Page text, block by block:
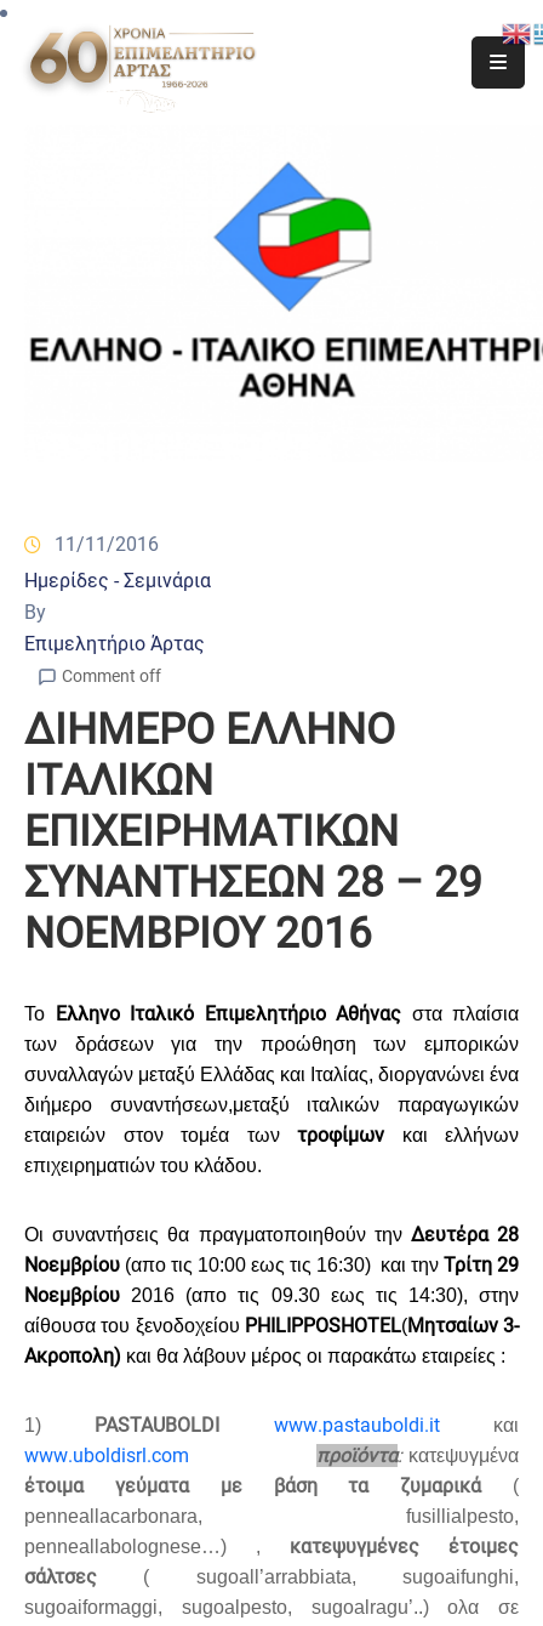
11/11/2016
Ημερίδες - Σεμινάρια
By
Επιμελητήριο Άρτας
Comment off
ΔΙΗΜΕΡΟ ΕΛΛΗΝΟ
ΙΤΑΛΙΚΩΝ
ΕΠΙΧΕΙΡΗΜΑΤΙΚΩΝ
ΣΥΝΑΝΤΗΣΕΩΝ 28 – 29
ΝΟΕΜΒΡΙΟΥ 2016
Το Ελληνο Ιταλικό Επιμελητήριο Αθήνας στα πλαίσια
των δράσεων για την προώθηση των εμπορικών
συναλλαγών μεταξύ Ελλάδας και Ιταλίας, διοργανώνει ένα
διήμερο συναντήσεων,μεταξύ ιταλικών παραγωγικών
εταιρειών στον τομέα των τροφίμων
και ελλήνων
επιχειρηματιών του κλάδου.
Οι συναντήσεις θα πραγματοποιηθούν την Δευτέρα 28
Nοεμβρίου (απο τις 10:00 εως τις 16:30) και την Τρίτη 29
Νοεμβρίου 2016 (απο τις 09.30 εως τις 14:30), στην
αίθουσα του ξενοδοχείου PHILIPPOSHOTEL(Μητσαίων 3-
Ακροπολη) και θα λάβουν μέρος οι παρακάτω εταιρείες :
1) PASTAUBOLDI www.pastauboldi.itκαι
www.uboldisrl .com προϊόντα: κατεψυγμένα
έτοιμα γεύματα με βάση τα ζυμαρικά(
penneallacarbonara, fusillial pesto,
penneallabolognese…) , κατεψυγμένες έτοιμες
σάλτσες ( sugoall ’arrabbiata,sugoaifunghi,
sugoaiformaggi, sugoal pesto, sugoal ragu’..) ολα σε